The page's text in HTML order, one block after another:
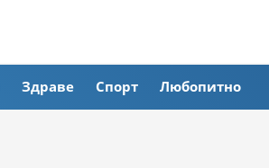
Здраве Спорт Любопитно